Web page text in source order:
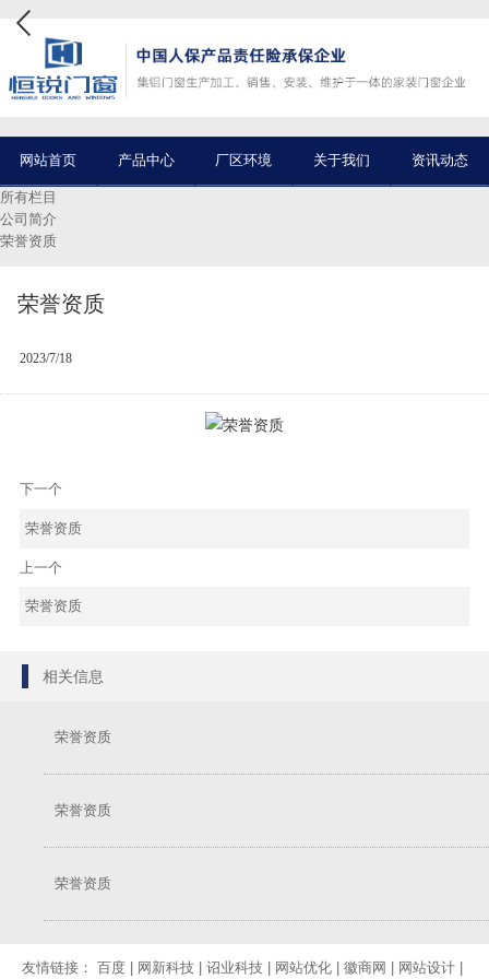
网站首页 产品中心 厂区环境 关于我们 资讯动态
所有栏目
公司简介
荣誉资质
荣誉资质
2023/7/18
下一个
荣誉资质
上一个
荣誉资质
相关信息
荣誉资质
荣誉资质
荣誉资质
友情链接： 百度 | 网新科技 | 诏业科技 | 网站优化 | 徽商网 | 网站设计 |